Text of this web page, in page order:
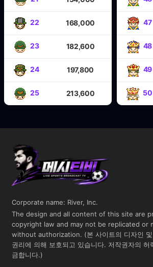
22 168,000
23 182,600
24 197,800
25 213,600
47
48
49
50
Corporate name: River, Inc.
The design and all content of this site are
copyright law and may not be replicated or
without authorization. (본 사이트의 디자인 및
권리에 의해 보호되고 있습니다. 저작권자의 허
금합니다.)